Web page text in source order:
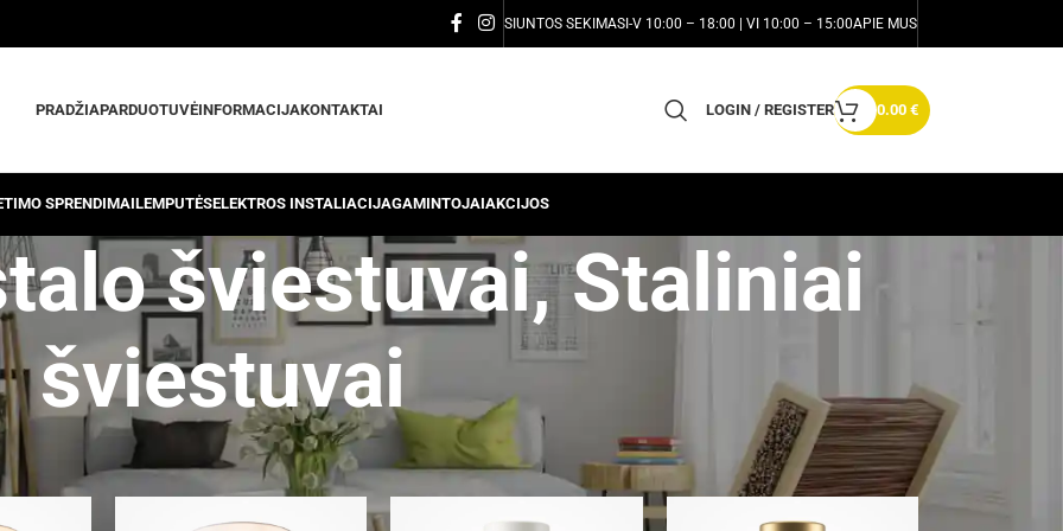
SIUNTOS SEKIMAS I-V 10:00 – 18:00 | VI 10:00 – 15:00APIE MUS
PRADŽIAPARDUOTUVĖINFORMACIJAKONTAKTAI LOGIN / REGISTER 0.00 €
SPRENDIMAILEMPUTĖSELEKTROS INSTALIACIJAGAMINTOJAIAKCIJOS
šviestuvai, Staliniai
šviestuvai